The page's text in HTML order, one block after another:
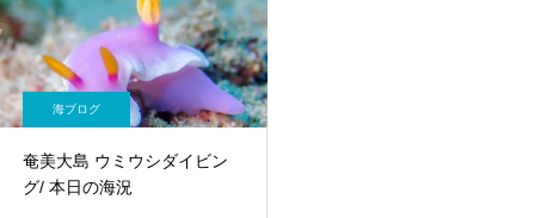
海ブログ
奄美大島 ウミウシダイビン
グ/ 本日の海況